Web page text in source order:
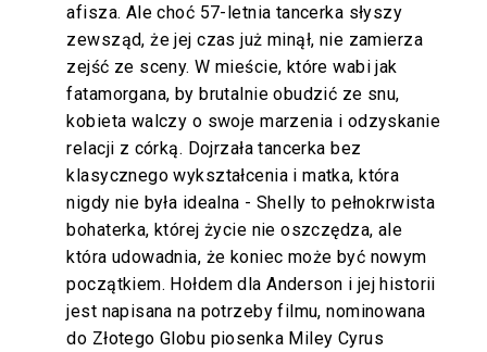
afisza. Ale choć 57-letnia tancerka słyszy
zewsząd, że jej czas już minął, nie zamierza
zejść ze sceny. W mieście, które wabi jak
fatamorgana, by brutalnie obudzić ze snu,
kobieta walczy o swoje marzenia i odzyskanie
relacji z córką. Dojrzała tancerka bez
klasycznego wykształcenia i matka, która
nigdy nie była idealna - Shelly to pełnokrwista
bohaterka, której życie nie oszczędza, ale
która udowadnia, że koniec może być nowym
początkiem. Hołdem dla Anderson i jej historii
jest napisana na potrzeby filmu, nominowana
do Złotego Globu piosenka Miley Cyrus